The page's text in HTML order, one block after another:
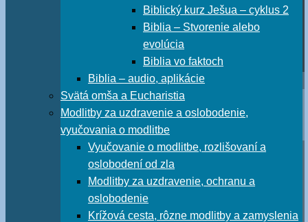
Biblický kurz Ješua – cyklus 2
Biblia – Stvorenie alebo
evolúcia
Biblia vo faktoch
Biblia – audio, aplikácie
Svätá omša a Eucharistia
Modlitby za uzdravenie a oslobodenie,
vyučovania o modlitbe
Vyučovanie o modlitbe, rozlišovaní a
oslobodení od zla
Modlitby za uzdravenie, ochranu a
oslobodenie
Krížová cesta, rôzne modlitby a zamyslenia